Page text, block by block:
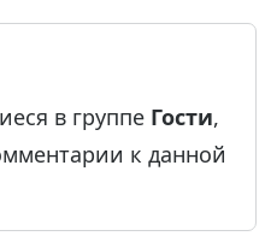
в группе Гости,
к данной